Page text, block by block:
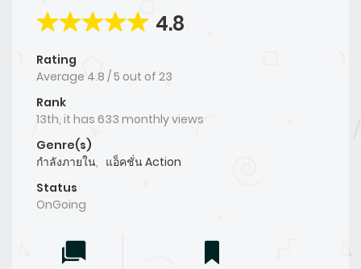
4.8
Rating
Average 4.8 /5 out of 23
Rank
13th, it has 633 monthly views
Genre(s)
กำลังภายใน, แอ็คชั่น Action
Status
OnGoing